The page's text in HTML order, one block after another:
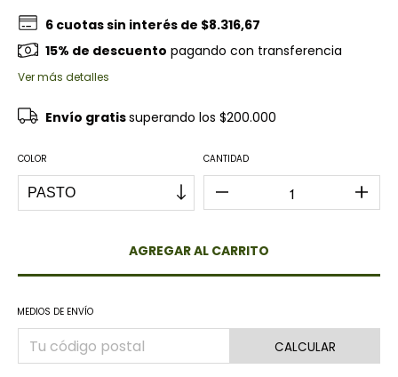
6 cuotas sin interés de $8.316,67
15% de descuento pagando con transferencia
Ver más detalles
Envío gratissuperando los$200.000
COLOR CANTIDAD
MEDIOS DE ENVÍO
CALCULAR